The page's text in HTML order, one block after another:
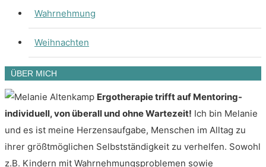
Wahrnehmung
Weihnachten
ÜBER MICH
Ergotherapie trifft auf Mentoring-
individuell, von überall und ohne Wartezeit! Ich bin Melanie
und es ist meine Herzensaufgabe, Menschen im Alltag zu
ihrer größtmöglichen Selbstständigkeit zu verhelfen. Sowohl
z.B. Kindern mit Wahrnehmungsproblemen sowie